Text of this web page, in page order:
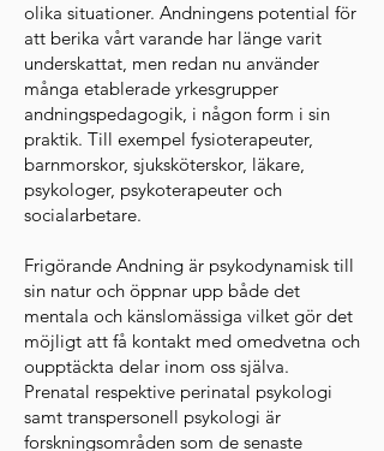
olika situationer. Andningens potential för
att berika vårt varande har länge varit
underskattat, men redan nu använder
många etablerade yrkesgrupper
andningspedagogik, i någon form i sin
praktik. Till exempel fysioterapeuter,
barnmorskor, sjuksköterskor, läkare,
psykologer, psykoterapeuter och
socialarbetare.
Frigörande Andning är psykodynamisk till
sin natur och öppnar upp både det
mentala och känslomässiga vilket gör det
möjligt att få kontakt med omedvetna och
oupptäckta delar inom oss själva.
Prenatal respektive perinatal psykologi
samt transpersonell psykologi är
forskningsområden som de senaste